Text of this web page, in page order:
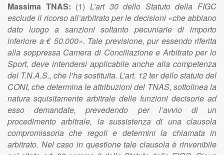
Massima TNAS: (1) L’art 30 dello Statuto della FIGC
esclude il ricorso all’arbitrato per le decisioni «che abbiano
dato luogo a sanzioni soltanto pecuniarie di importo
inferiore a € 50.000». Tale previsione, pur essendo riferita
alla soppressa Camera di Conciliazione e Arbitrato per lo
Sport, deve intendersi applicabile anche alla competenza
del T.N.A.S., che l’ha sostituita. L’art. 12 ter dello statuto del
CONI, che determina le attribuzioni del TNAS, sottolinea la
natura squisitamente arbitrale delle funzioni decisorie ad
esso demandate, prevedendo per l’avvio di un
procedimento arbitrale, la sussistenza di una clausola
compromissoria che regoli e determini la chiamata in
arbitrato. Nel caso in questione tale clausola è rinvenibile